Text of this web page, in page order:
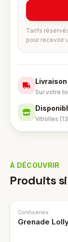
Tarifs
pour recevoir
Livraison
Sur votre
Vitrolles
À DÉCOUVRIR
Produits
Confiseries
Grenade